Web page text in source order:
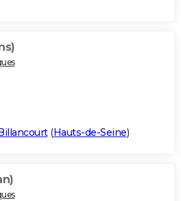
(Hauts-de-Seine)